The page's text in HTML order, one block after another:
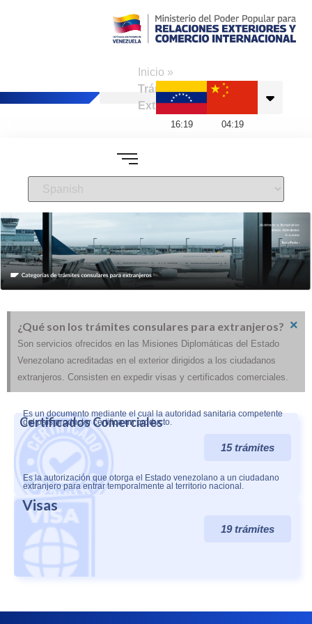
Inicio »
Trámites a
Extranjeros
16:19 04:19
¿Qué son los trámites consulares para extranjeros?
Son servicios ofrecidos en las Misiones Diplomáticas del Estado
Venezolano acreditadas en el exterior dirigidos a los ciudadanos
extranjeros. Consisten en expedir visas y certificados comerciales.
×
Certificados Comerciales
Es un documento mediante el cual la autoridad sanitaria competente
del país productor certifica un producto.
15 trámites
Visas
Es la autorización que otorga el Estado venezolano a un ciudadano
extranjero para entrar temporalmente al territorio nacional.
19 trámites